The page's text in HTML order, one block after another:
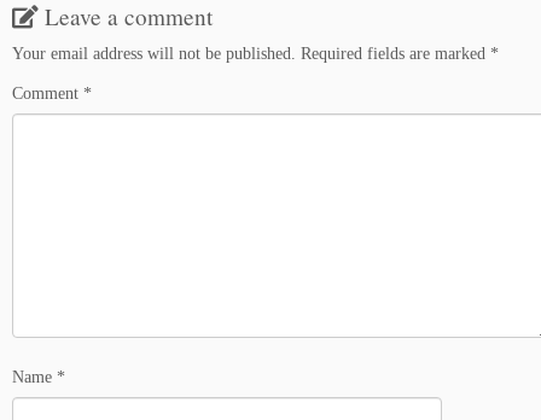
Leave a comment
Your email address will not be published. Required fields are marked *
Comment *
Name *